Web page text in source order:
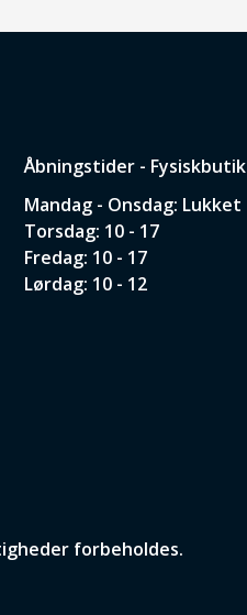
Åbningstider - Fysiskbutik
Mandag - Onsdag: Lukket
Torsdag: 10 - 17
Fredag: 10 - 17
Lørdag: 10 - 12
forbeholdes.